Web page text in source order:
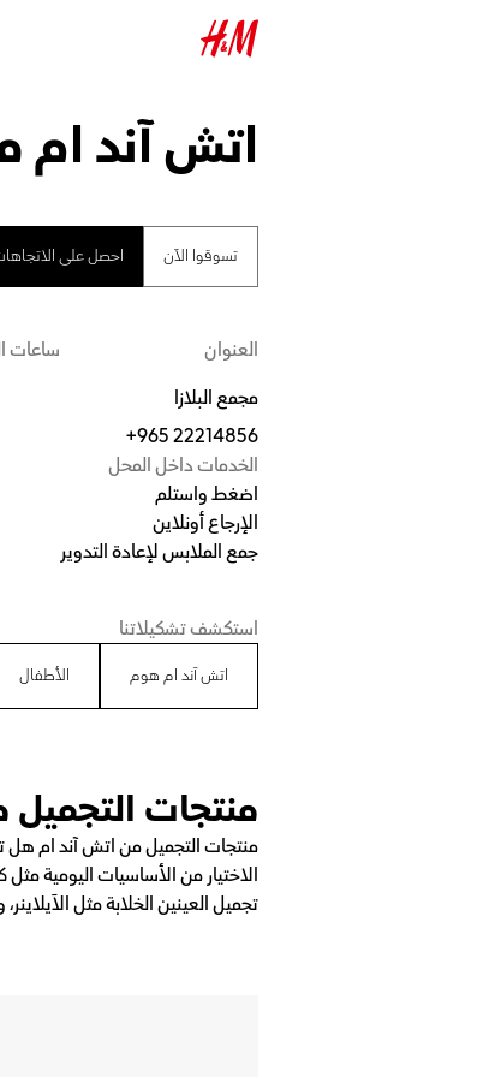
اتش آند ام
تسوقوا الآن احصل على
العنوان
مجمع البلازا
+965 22214856
الخدمات داخل المحل
اضغط واستلم
الإرجاع أونلاين
جمع الملابس لإعادة التدوير
ساعات
استكشف تشكيلاتنا
اتش آند ام هوم الأطفال
منتجات
منتجات التجميل من اتش آند ام هل
الاختيار من الأساسيات اليومية
تجميل العينين الخلابة مثل